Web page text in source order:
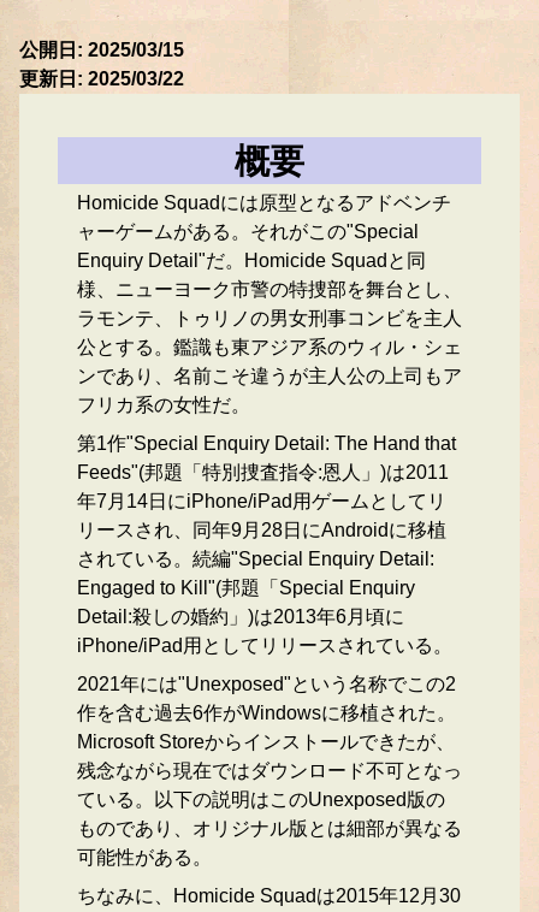
公開日: 2025/03/15
更新日: 2025/03/22
概要
Homicide Squadには原型となるアドベンチ
ャーゲームがある。それがこの"Special
Enquiry Detail"だ。Homicide Squadと同
様、ニューヨーク市警の特捜部を舞台とし、
ラモンテ、トゥリノの男女刑事コンビを主人
公とする。鑑識も東アジア系のウィル・シェ
ンであり、名前こそ違うが主人公の上司もア
フリカ系の女性だ。
第1作"Special Enquiry Detail: The Hand that
Feeds"(邦題「特別捜査指令:恩人」)は2011
年7月14日にiPhone/iPad用ゲームとしてリ
リースされ、同年9月28日にAndroidに移植
されている。続編"Special Enquiry Detail:
Engaged to Kill"(邦題「Special Enquiry
Detail:殺しの婚約」)は2013年6月頃に
iPhone/iPad用としてリリースされている。
2021年には"Unexposed"という名称でこの2
作を含む過去6作がWindowsに移植された。
Microsoft Storeからインストールできたが、
残念ながら現在ではダウンロード不可となっ
ている。以下の説明はこのUnexposed版の
ものであり、オリジナル版とは細部が異なる
可能性がある。
ちなみに、Homicide Squadは2015年12月30